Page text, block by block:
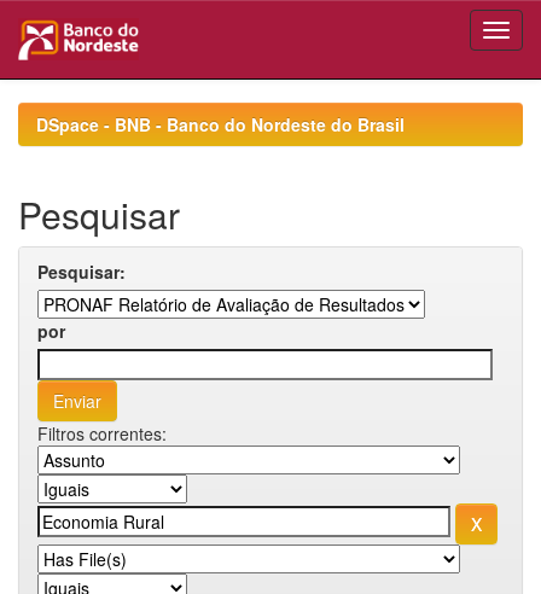
navigationDSpace - BNB - Banco do Nordeste do Brasil
Pesquisar
Pesquisar:
por
Filtros correntes: